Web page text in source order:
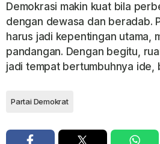
Demokrasi makin kuat bila
dengan dewasa dan beradab.
harus jadi kepentingan utama,
pandangan. Dengan begitu,
jadi tempat bertumbuhnya ide,
Partai Demokrat